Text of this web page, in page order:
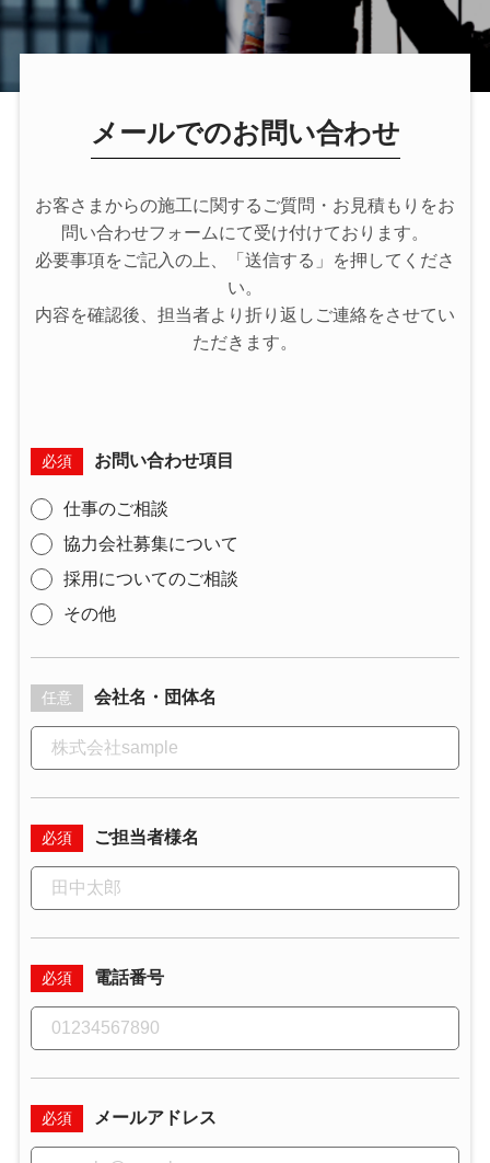
メールでのお問い合わせ
お客さまからの施工に関するご質問・お見積もりをお
問い合わせフォームにて受け付けております。
必要事項をご記入の上、「送信する」を押してくださ
い。
内容を確認後、担当者より折り返しご連絡をさせてい
ただきます。
必須 お問い合わせ項目
仕事のご相談
協力会社募集について
採用についてのご相談
その他
任意 会社名・団体名
必須 ご担当者様名
必須 電話番号
必須 メールアドレス